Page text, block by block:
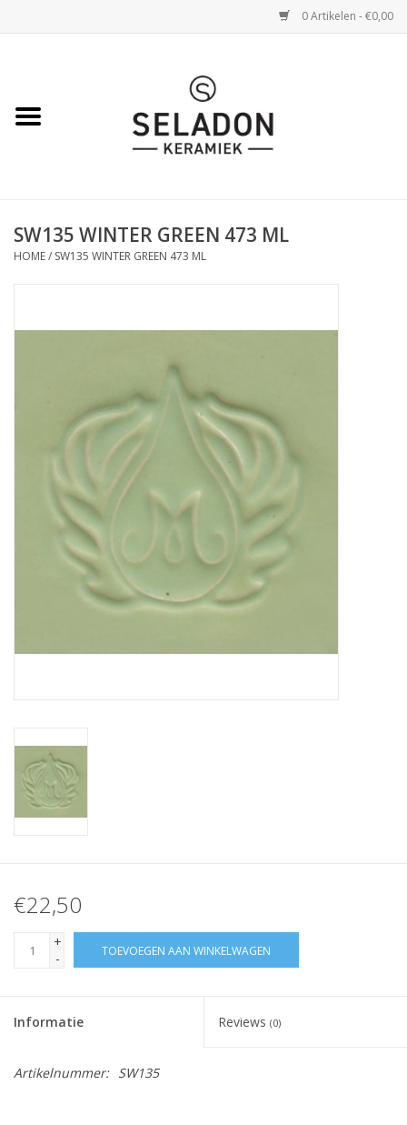
0 Artikelen - €0,00
VERZENDING
SW135 WINTER GREEN 473 ML
HOME/ SW135 WINTER GREEN 473 ML
€22,50
+
-
TOEVOEGEN AAN WINKELWAGEN
Informatie Reviews (0)
Artikelnummer: SW135